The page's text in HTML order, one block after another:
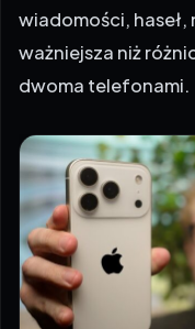
wiadomości,
ważniejsza niż
dwoma telefonami.